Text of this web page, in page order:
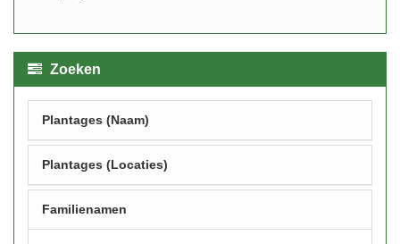
Zoeken
Plantages (Naam)
Plantages (Locaties)
Familienamen